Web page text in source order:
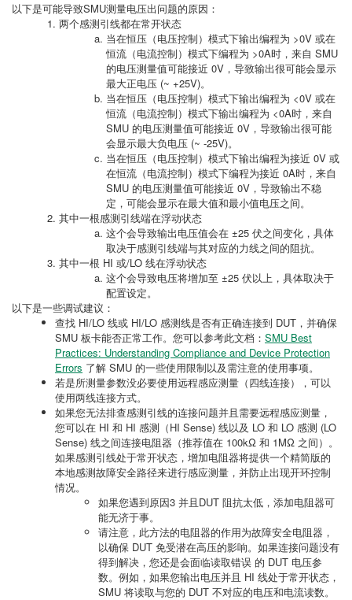
以下是可能导致SMU测量电压出问题的原因：
两个感测引线都在常开状态
当在恒压（电压控制）模式下输出编程为 >0V 或在
恒流（电流控制）模式下编程为 >0A时，来自 SMU
的电压测量值可能接近 0V，导致输出很可能会显示
最大正电压 (~ +25V)。
当在恒压（电压控制）模式下输出编程为 <0V 或在
恒流（电流控制）模式下输出编程为 <0A时，来自
SMU 的电压测量值可能接近 0V，导致输出很可能
会显示最大负电压 (~ -25V)。
当在恒压（电压控制）模式下输出编程为接近 0V 或
在恒流（电流控制）模式下编程为接近 0A时，来自
SMU 的电压测量值可能接近 0V，导致输出不稳
定，可能会显示在最大值和最小值电压之间。
其中一根感测引线端在浮动状态
这个会导致输出电压值会在 ±25 伏之间变化，具体
取决于感测引线端与其对应的力线之间的阻抗。
其中一根 HI 或/LO 线在浮动状态
这个会导致电压将增加至 ±25 伏以上，具体取决于
配置设定。
以下是一些调试建议：
查找 HI/LO 线或 HI/LO 感测线是否有正确连接到 DUT，并确保
SMU 板卡能否正常工作。您可以参考此文档： SMU Best
Practices: Understanding Compliance and Device Protection
Errors 了解 SMU 的一些使用限制以及需注意的使用事项。
若是所测量参数没必要使用远程感应测量（四线连接），可以
使用两线连接方式。
如果您无法排查感测引线的连接问题并且需要远程感应测量，
您可以在 HI 和 HI 感测（HI Sense) 线以及 LO 和 LO 感测 (LO
Sense) 线之间连接电阻器（推荐值在 100kΩ 和 1MΩ 之间）。
如果感测引线处于常开状态，增加电阻器将提供一个精简版的
本地感测故障安全路径来进行感应测量，并防止出现开环控制
情况。
如果您遇到原因3 并且DUT 阻抗太低，添加电阻器可
能无济于事。
请注意，此方法的电阻器的作用为故障安全电阻器，
以确保 DUT 免受潜在高压的影响。如果连接问题没有
得到解决，您还是会面临读取错误 的 DUT 电压参
数。例如，如果您输出电压并且 HI 线处于常开状态，
SMU 将读取与您的 DUT 不对应的电压和电流读数。